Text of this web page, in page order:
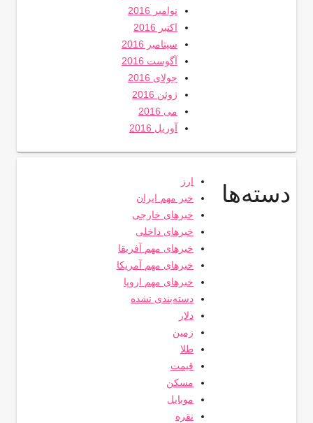
نوامبر 2016
اکتبر 2016
سپتامبر 2016
آگوست 2016
جولای 2016
ژوئن 2016
می 2016
آوریل 2016
دسته‌ها
ارز
خبر مهم ایران
خبرهای خارجی
خبرهای داخلی
خبرهای مهم آفریقا
خبرهای مهم آمریکا
خبرهای مهم اروپا
دسته‌بندی نشده
دلار
زمین
طلا
قیمت
مسکن
موبایل
نقره